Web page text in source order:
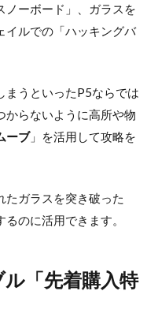
ノーボード」、ガラスを
イルでの「ハッキングバ
まうといったP5ならでは
からないように高所や物
ーブ」を活用して攻略を
たガラスを突き破った
のに活用できます。
「先着購入特